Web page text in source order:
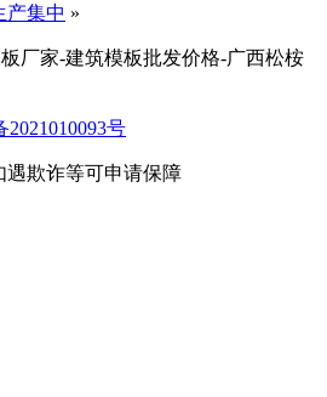
产集中 »
板厂家-建筑模板批发价格-广西松桉
号
遇欺诈等可申请保障